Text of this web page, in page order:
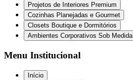
Projetos de Interiores Premium
Cozinhas Planejadas e Gourmet
Closets Boutique e Dormitórios
Ambientes Corporativos Sob Medida
Menu Institucional
Início